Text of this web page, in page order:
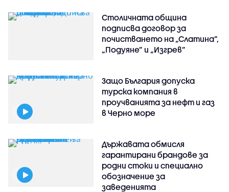
Столичната община
подписва договор за
почистването на „Слатина”,
„Подуяне” и „Изгрев”
Защо България допуска
турска компания в
проучванията за нефт и газ
в Черно море
Държавата обмисля
гарантирани брандове за
родни стоки и специално
обозначение за
заведенията